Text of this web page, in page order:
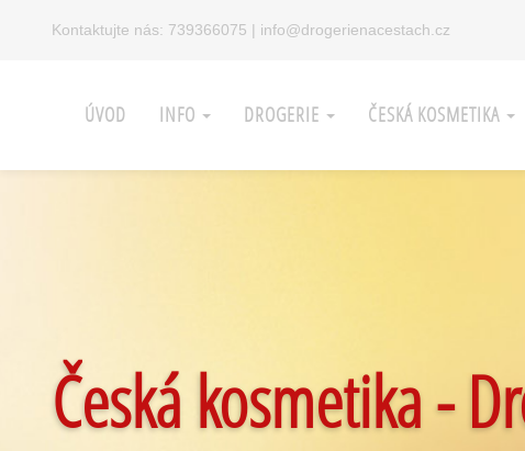
Kontaktujte nás: 739366075 | info@drogerienacestach.cz
ÚVOD INFO DROGERIE ČESKÁ KOSMETIKA
Česká kosmetika -